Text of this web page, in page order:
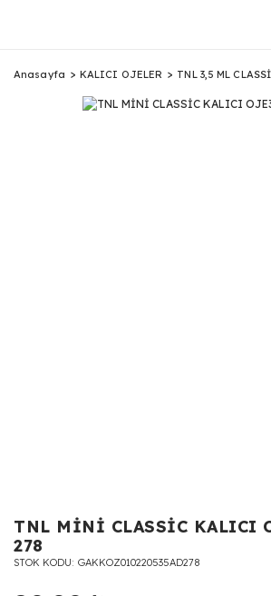
Anasayfa KALICI OJELER TNL 3,5 ML
TNL MİNİ CLASSİC KALICI
278
STOK KODU GAKKOZ010220535AD278